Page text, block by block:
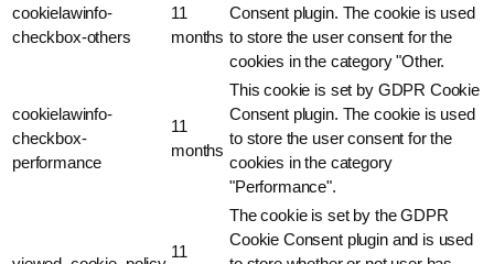
cookielawinfo-
checkbox-others
11
months
Consent plugin. The cookie is used
to store the user consent for the
cookies in the category "Other.
cookielawinfo-
checkbox-
performance
11
months
This cookie is set by GDPR Cookie
Consent plugin. The cookie is used
to store the user consent for the
cookies in the category
"Performance".
11
The cookie is set by the GDPR
Cookie Consent plugin and is used